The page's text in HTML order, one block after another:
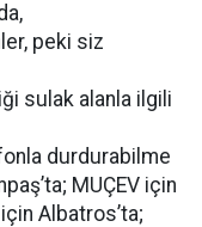
peki siz
sulak alanla ilgili
durdurabilme
MUÇEV için
Albatros’ta;